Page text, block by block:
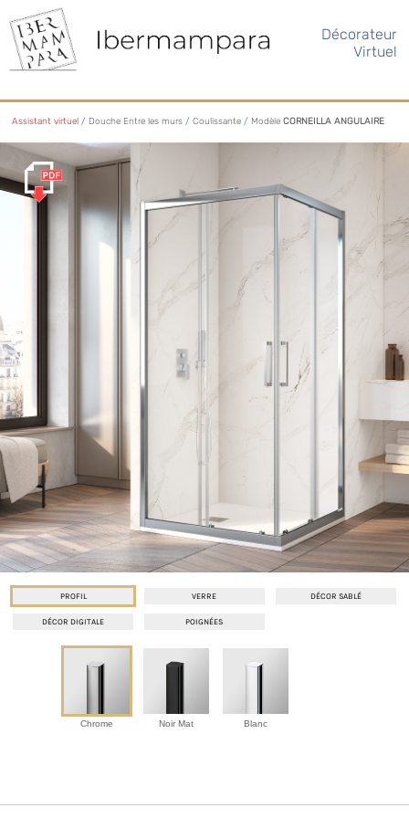
Décorateur
Virtuel
Assistant virtuel / Douche Entre les murs / Coulissante / Modèle CORNEILLA ANGULAIRE
PROFIL VERRE DÉCOR SABLÉ
DÉCOR DIGITALE POIGNÉES
Chrome Noir Mat Blanc